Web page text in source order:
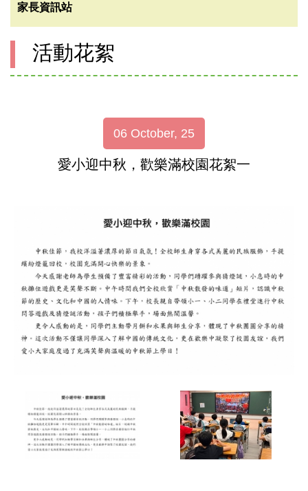
家長資訊站
活動花絮
06 October, 25
愛小迎中秋，歡樂滿校園花絮一